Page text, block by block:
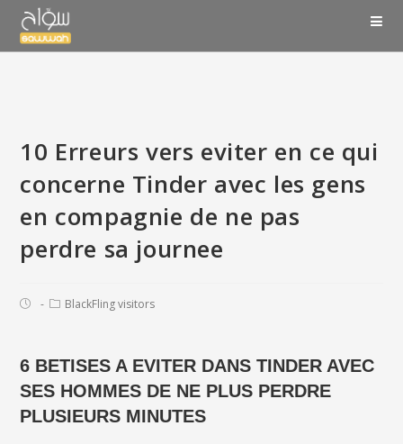
10 Erreurs vers eviter en ce qui
concerne Tinder avec les gens
en compagnie de ne pas
perdre sa journee
BlackFling visitors
6 BETISES A EVITER DANS TINDER AVEC
SES HOMMES DE NE PLUS PERDRE
PLUSIEURS MINUTES